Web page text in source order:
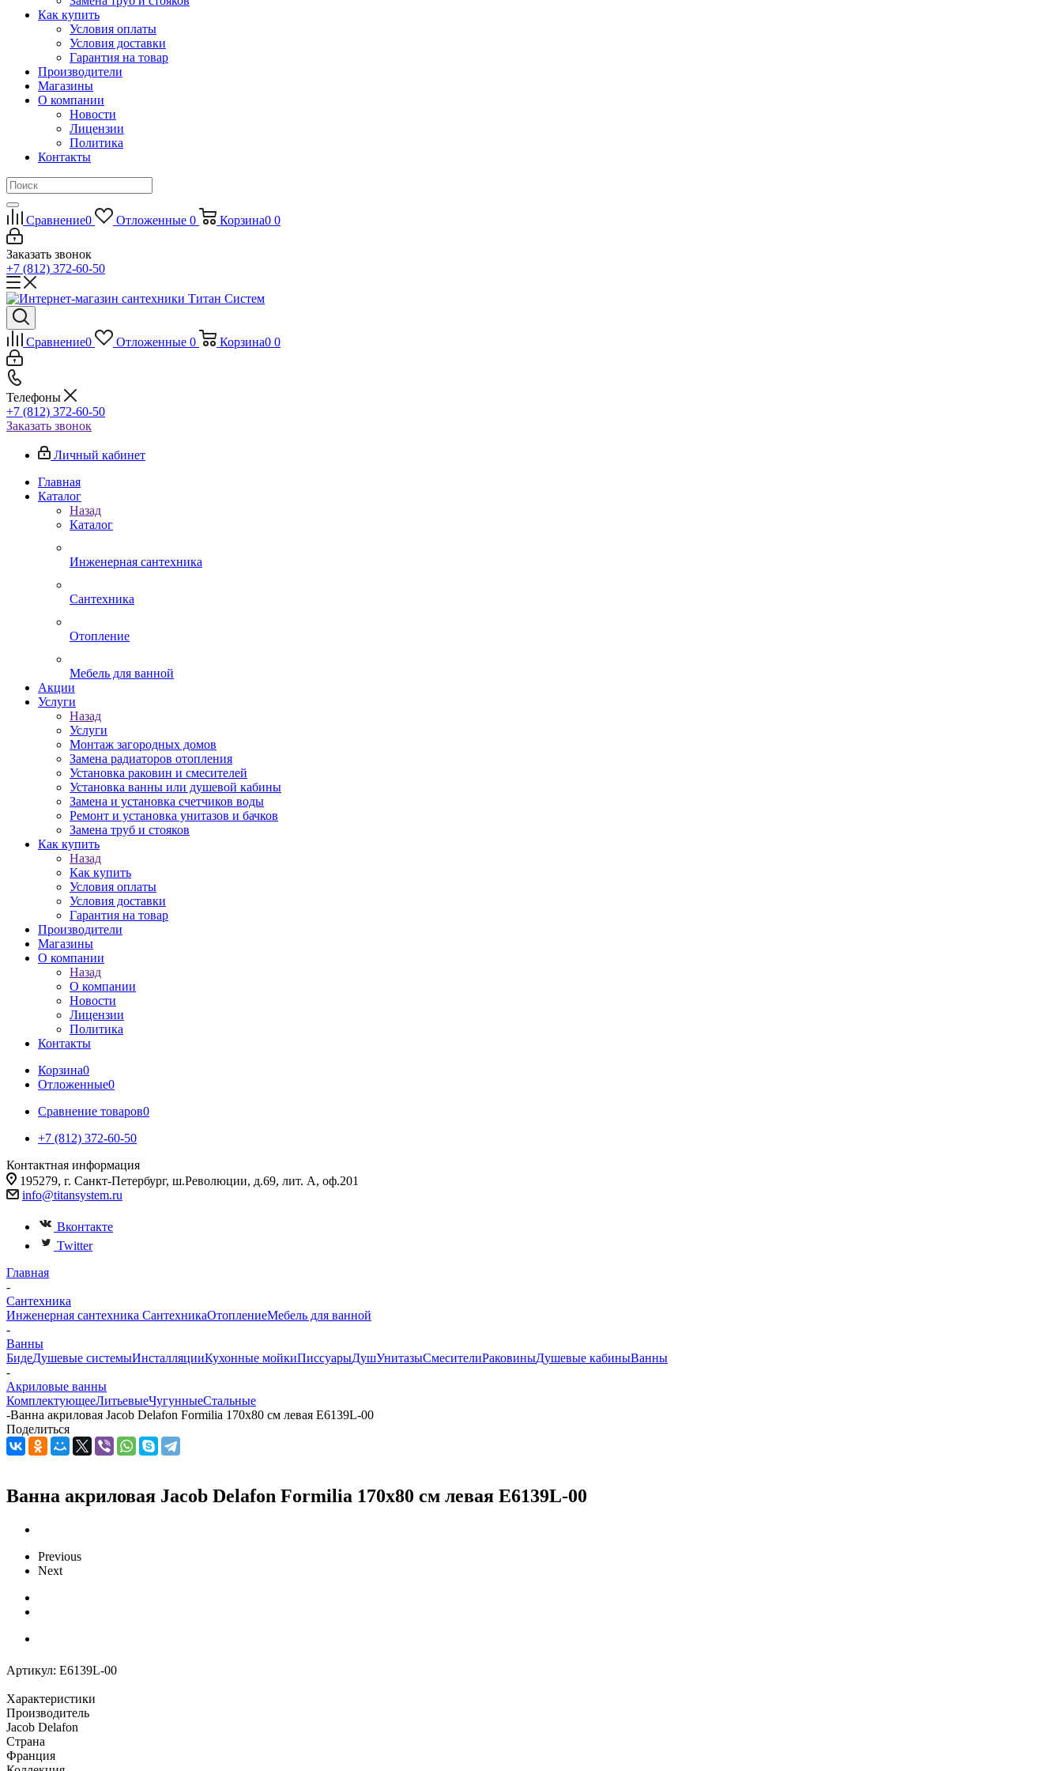
Как купить
Условия оплаты
Условия доставки
Гарантия на товар
Производители
Магазины
О компании
Новости
Лицензии
Политика
Контакты
Сравнение0 Отложенные 0 Корзина0 0
Заказать звонок
+7 (812) 372-60-50
Сравнение0 Отложенные 0 Корзина0 0
Телефоны
+7 (812) 372-60-50
Заказать звонок
Личный кабинет
Главная
Каталог
Назад
Каталог
Инженерная сантехника
Сантехника
Отопление
Мебель для ванной
Акции
Услуги
Назад
Услуги
Монтаж загородных домов
Замена радиаторов отопления
Установка раковин и смесителей
Установка ванны или душевой кабины
Замена и установка счетчиков воды
Ремонт и установка унитазов и бачков
Замена труб и стояков
Как купить
Назад
Как купить
Условия оплаты
Условия доставки
Гарантия на товар
Производители
Магазины
О компании
Назад
О компании
Новости
Лицензии
Политика
Контакты
Корзина0
Отложенные0
Сравнение товаров0
+7 (812) 372-60-50
Контактная информация
195279, г. Санкт-Петербург, ш.Революции, д.69, лит. А, оф.201
info@titansystem.ru
Вконтакте
Twitter
Главная
-
Сантехника
Инженерная сантехника СантехникаОтоплениеМебель для ванной
-
Ванны
БидеДушевые системыИнсталляцииКухонные мойкиПиссуарыДушУнитазыСмесителиРаковиныДушевые кабиныВанны
-
Акриловые ванны
КомплектующееЛитьевыеЧугунныеСтальные
-Ванна акриловая Jacob Delafon Formilia 170х80 см левая E6139L-00
Поделиться
Ванна акриловая Jacob Delafon Formilia 170х80 см левая E6139L-00
Previous
Next
Артикул: E6139L-00
Характеристики
Производитель
Jacob Delafon
Страна
Франция